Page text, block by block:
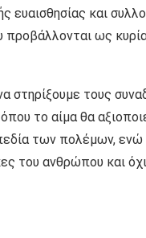
ευαισθησίας και
ως
τους
το αίμα θα
των πολέμων, ενώ
του ανθρώπου και